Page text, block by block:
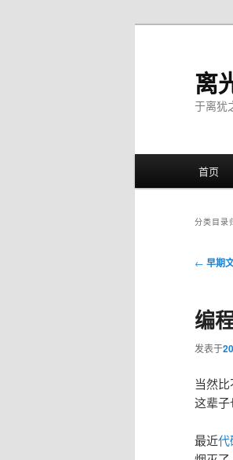
离
于离犹
跳
跳
首页
分类目录
文章导
← 早期
编
发表于
当然
这辈子
最近代